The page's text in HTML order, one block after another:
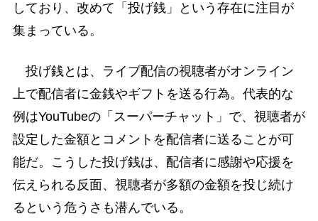
しており、改めて「投げ銭」という存在に注目が
集まっている。
投げ銭とは、ライブ配信の視聴者がオンライン
上で配信者に金銭やギフトを送る行為。代表的な
例はYouTubeの「スーパーチャット」で、視聴者が
設定した金額とコメントを配信者に送ることが可
能だ。こうした投げ銭は、配信者に感謝や応援を
伝えられる反面、視聴者が多額の金額を投じ続け
るという危うさも潜んでいる。